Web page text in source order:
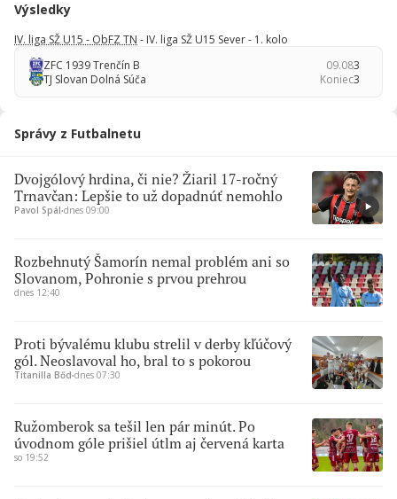
Výsledky
IV. liga SŽ U15 - ObFZ TN - IV. liga SŽ U15 Sever - 1. kolo
ZFC 1939 Trenčín B
TJ Slovan Dolná Súča
09.08
Koniec
3
3
Správy z Futbalnetu
Dvojgólový hrdina, či nie? Žiaril 17-ročný
Trnavčan: Lepšie to už dopadnúť nemohlo
Pavol Spál∙dnes 09:00
Rozbehnutý Šamorín nemal problém ani so
Slovanom, Pohronie s prvou prehrou
dnes 12:40
Proti bývalému klubu strelil v derby kľúčový
gól. Neoslavoval ho, bral to s pokorou
Titanilla Bőd∙dnes 07:30
Ružomberok sa tešil len pár minút. Po
úvodnom góle prišiel útlm aj červená karta
so 19:52